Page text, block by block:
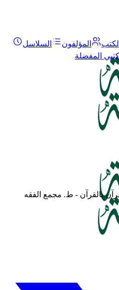
المؤلفون
السلاسل
كتبي المفضلة
بالقرآن - ط. مجمع الفقه